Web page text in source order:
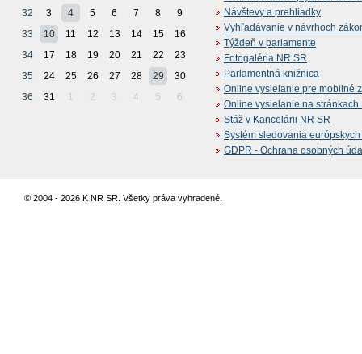
32
3 4 5 6 7 8
9
33
10 11 12 13 14 15
16
34
17 18 19 20 21 22
23
35
24 25 26 27 28 29
30
36
31 1 2 3 4 5 6
Návštevy a prehliadky
Vyhľadávanie v návrhoch
Týždeň v parlamente
Fotogaléria NR SR
Parlamentná knižnica
Online vysielanie pre mobilné
Online vysielanie na stránkach
Stáž v Kancelárii NR SR
Systém sledovania
GDPR - Ochrana osobných
© 2004 - 2026 K NR SR. Všetky práva vyhradené.